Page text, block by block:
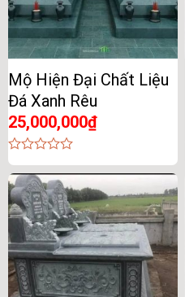
Mộ Hiện Đại Chất Liệu
Đá Xanh Rêu
25,000,000₫
0
out
of
5